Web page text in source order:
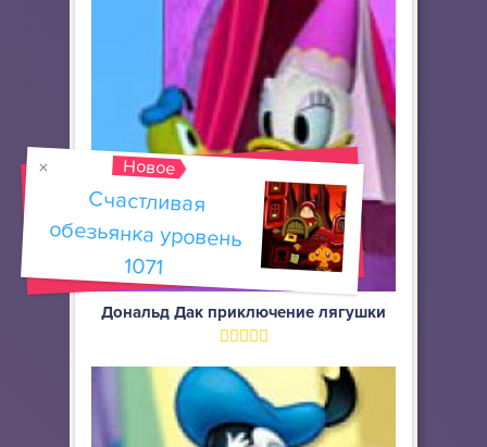
Дональд Дак приключение лягушки
Новое
Счастливая
обезьянка уровень
1071